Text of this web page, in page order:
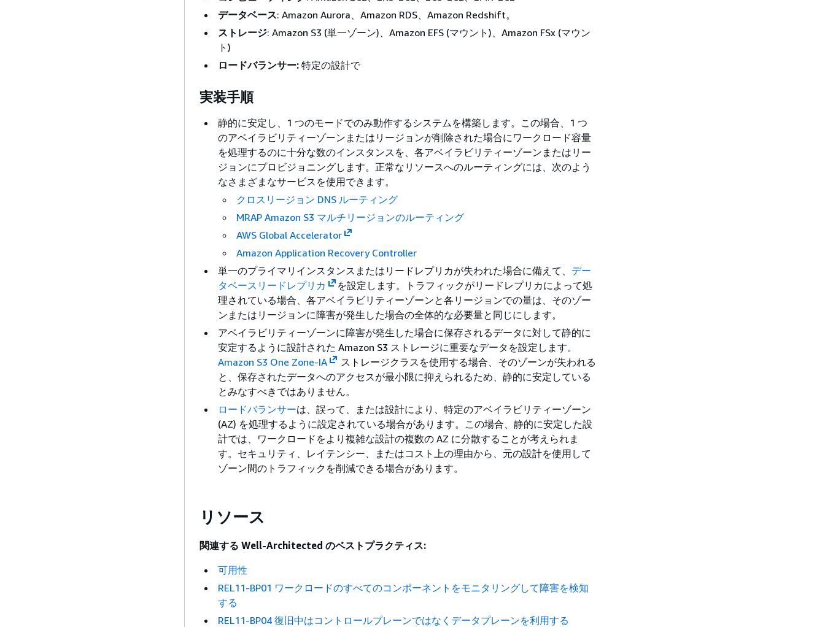
データベース: Amazon Aurora、Amazon RDS、Amazon Redshift。
ストレージ: Amazon S3 (単一ゾーン)、Amazon EFS (マウント)、Amazon FSx (マウン
ト)
ロードバランサー: 特定の設計で
実装手順
静的に安定し、1 つのモードでのみ動作するシステムを構築します。この場合、1 つ
のアベイラビリティーゾーンまたはリージョンが削除された場合にワークロード容量
を処理するのに十分な数のインスタンスを、各アベイラビリティーゾーンまたはリー
ジョンにプロビジョニングします。正常なリソースへのルーティングには、次のよう
なさまざまなサービスを使用できます。
クロスリージョン DNS ルーティング
MRAP Amazon S3 マルチリージョンのルーティング
AWS Global Accelerator
Amazon Application Recovery Controller
単一のプライマリインスタンスまたはリードレプリカが失われた場合に備えて、 デー
タベースリードレプリカ
を設定します。トラフィックがリードレプリカによって処
理されている場合、各アベイラビリティーゾーンと各リージョンでの量は、そのゾー
ンまたはリージョンに障害が発生した場合の全体的な必要量と同じにします。
アベイラビリティーゾーンに障害が発生した場合に保存されるデータに対して静的に
安定するように設計された Amazon S3 ストレージに重要なデータを設定します。
Amazon S3 One Zone-IA
ストレージクラスを使用する場合、そのゾーンが失われる
と、保存されたデータへのアクセスが最小限に抑えられるため、静的に安定している
とみなすべきではありません。
ロードバランサーは、誤って、または設計により、特定のアベイラビリティーゾーン
(AZ) を処理するように設定されている場合があります。この場合、静的に安定した設
計では、ワークロードをより複雑な設計の複数の AZ に分散することが考えられま
す。セキュリティ、レイテンシー、またはコスト上の理由から、元の設計を使用して
ゾーン間のトラフィックを削減できる場合があります。
リソース
関連する Well-Architected のベストプラクティス:
可用性
REL11-BP01 ワークロードのすべてのコンポーネントをモニタリングして障害を検知
する
REL11-BP04 復旧中はコントロールプレーンではなくデータプレーンを利用する